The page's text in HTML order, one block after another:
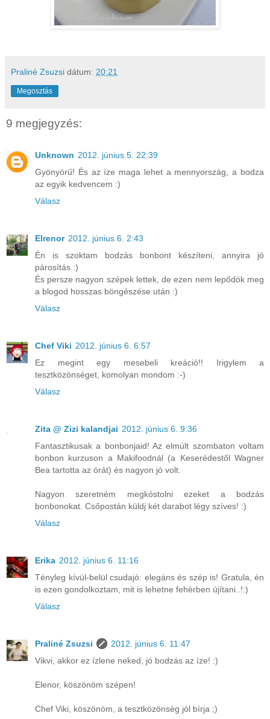
Praliné Zsuzsi dátum: 20:21
Megosztás
9 megjegyzés:
Unknown 2012. június 5. 22:39
Gyönyörű! És az íze maga lehet a mennyország, a bodza
az egyik kedvencem :)
Válasz
Elrenor 2012. június 6. 2:43
Én is szoktam bodzás bonbont készíteni, annyira jó
párosítás :)
És persze nagyon szépek lettek, de ezen nem lepődök meg
a blogod hosszas böngészése után :)
Válasz
Chef Viki 2012. június 6. 6:57
Ez megint egy mesebeli kreáció!! Irigylem a
tesztközönséget, komolyan mondom :-)
Válasz
Zita @ Zizi kalandjai 2012. június 6. 9:36
Fantasztikusak a bonbonjaid! Az elmúlt szombaton voltam
bonbon kurzuson a Makifoodnál (a Keserédestől Wagner
Bea tartotta az órát) és nagyon jó volt.
Nagyon szeretném megkóstolni ezeket a bodzás
bonbonokat. Csőpostán küldj két darabot légy szíves! :)
Válasz
Erika 2012. június 6. 11:16
Tényleg kívül-belül csudajó: elegáns és szép is! Gratula, én
is ezen gondolkoztam, mit is lehetne fehérben újítani..!:)
Válasz
Praliné Zsuzsi
2012. június 6. 11:47
Vikvi, akkor ez ízlene neked, jó bodzás az íze! :)
Elenor, köszönöm szépen!
Chef Viki, köszönöm, a tesztközönség jól bírja ;)